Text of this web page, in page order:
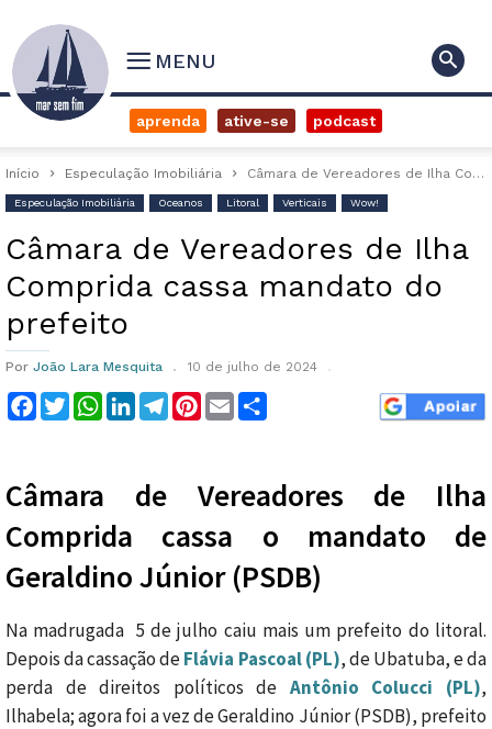
MENU
aprenda ative-se podcast
Início Especulação Imobiliária Câmara de Vereadores de Ilha Comprida cassa mandato do prefeito
Especulação Imobiliária Oceanos Litoral Verticais Wow!
Câmara de Vereadores de Ilha
Comprida cassa mandato do
prefeito
Por João Lara Mesquita 10 de julho de 2024
Facebook
TwitterWhatsApp
LinkedInTelegram
Pinterest
Email
Câmara de Vereadores de Ilha
Comprida cassa o mandato de
Geraldino Júnior (PSDB)
Na madrugada 5 de julho caiu mais um prefeito do litoral.
Depois da cassação deFlávia Pascoal (PL), de Ubatuba, e da
perda de direitos políticos de Antônio Colucci (PL),
Ilhabela; agora foi a vez de Geraldino Júnior (PSDB), prefeito